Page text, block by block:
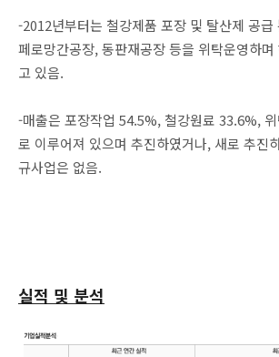
-2012년부터는 철강제품 포장 및 탈산제 공급
페로망간공장, 동판재공장 등을 위탁운영하
고 있음.
-매출은 포장작업 54.5%, 철강원료 33.6%,
로 이루어져 있으며 추진하였거나, 새로 추진
규사업은 없음.
실적 및 분석